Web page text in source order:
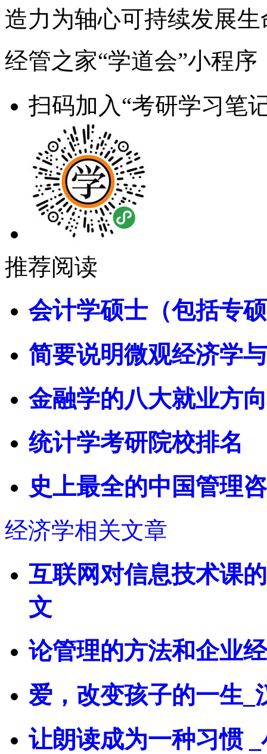
造力为轴心可持续发展生
经管之家“学道会”小程序
扫码加入“考研学习笔
推荐阅读
会计学硕士（包括专
简要说明微观经济学
金融学的八大就业方
统计学考研院校排名
史上最全的中国管理
经济学相关文章
互联网对信息技术课
文
论管理的方法和企业
爱，改变孩子的一生_
让朗读成为一种习惯